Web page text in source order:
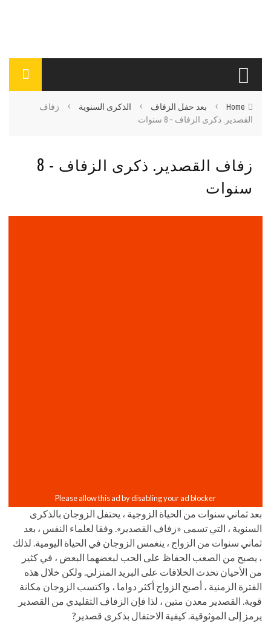
Home
› بعد حفل الزفاف › الذكرى السنوية ›
زفاف
القصدير. ذكرى الزفاف - 8 سنوات
زفاف القصدير. ذكرى الزفاف - 8
سنوات
بعد ثماني سنوات من الحياة الزوجية ، يحتفل الزوجان بالذكرى
السنوية ، التي تسمى «زفاف القصدير». وفقا لعلماء النفس ، بعد
ثماني سنوات من الزواج ، ينغمس الزوجان في الحياة اليومية. لذلك
، يصبح من الصعب الحفاظ على الحب لبعضهما البعض ، في كثير
من الأحيان تحدث الخلافات على البريد المنزلي. ولكن خلال هذه
الفترة الزمنية ، أصبح الزواج أكثر دواما ، واكتسب الزوجان مكانة
قوية. القصدير معدن متين ، لذا فإن الزفاف التقليدي من القصدير
يرمز إلى الموثوقية. كيفية الاحتفال بذكرى قصدير?